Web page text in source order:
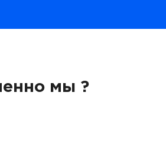
мы ?